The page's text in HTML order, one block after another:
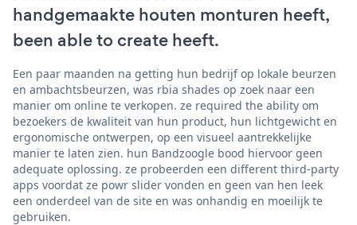
handgemaakte houten monturen heeft,
been able to create heeft.
Een paar maanden na getting hun bedrijf op lokale beurzen
en ambachtsbeurzen, was rbia shades op zoek naar een
manier om online te verkopen. ze required the ability om
bezoekers de kwaliteit van hun product, hun lichtgewicht en
ergonomische ontwerpen, op een visueel aantrekkelijke
manier te laten zien. hun Bandzoogle bood hiervoor geen
adequate oplossing. ze probeerden een different third-party
apps voordat ze powr slider vonden en geen van hen leek
een onderdeel van de site en was onhandig en moeilijk te
gebruiken.